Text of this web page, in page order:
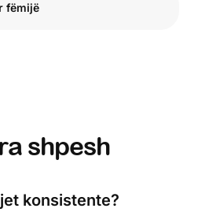
fëmijë
shpesh
konsistente?